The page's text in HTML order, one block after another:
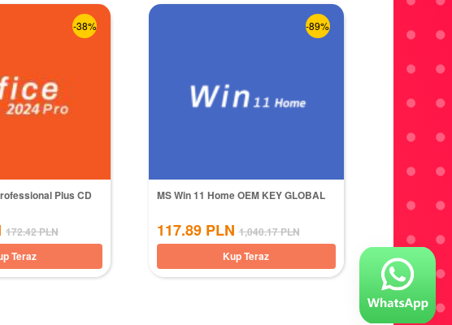
-38%
Plus CD
172.42PLN
Teraz
-89%
MS Win 11 Home OEM KEY GLOBAL
117.89 PLN 1,040.17PLN
Kup Teraz